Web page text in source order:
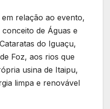
relação ao evento,
de Águas e
do Iguaçu,
Foz, aos rios que
usina de Itaipu,
limpa e renovável